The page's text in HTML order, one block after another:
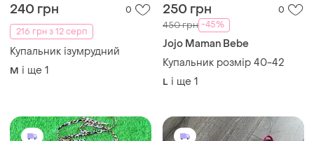
240 грн
0
216 грн з 12 серп
Купальник ізумрудний
M і ще 1
250 грн 0
450 грн -45%
Jojo Maman Bebe
Купальник розмір 40-42
L і ще 1